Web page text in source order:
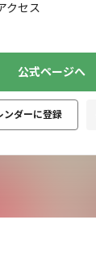
クセス
公式ページへ
ダーに登録